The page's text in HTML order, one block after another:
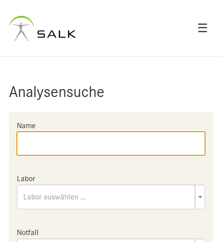
☰
Analysensuche
Name
Labor
Labor auswählen ...
Notfall